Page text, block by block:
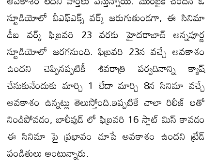
స్టూడియోలో వీఎఫ్ఎక్స్ వర్క్ జరుగుతుండగా, ఈ సినిమా
డీఐ వర్క్ ఫిబ్రవరి 23 వరకు హైదరాబాద్ అన్నపూర్ణ
స్టూడియోలో జరగనుంది. ఫిబ్రవరి 23న వచ్చే అవకాశం
ఉందని చెప్పినప్పటికీ శివరాత్రి పర్వదినాన్ని క్యాష్
చేసుకునేందుకు మార్చి 1 లేదా మార్చి 8న సినిమా వచ్చే
అవకాశం ఉన్నట్లు తెలుస్తోంది.ఇప్పటికే చాలా రిలీజ్ లతో
నిండిపోవడం, బాలీవుడ్ లో ఫిబ్రవరి 16 స్లాట్ మిస్ కావడం
ఈ సినిమా పై ప్రభావం చూపే అవకాశం ఉందని ట్రేడ్
పండితులు అంటున్నారు.